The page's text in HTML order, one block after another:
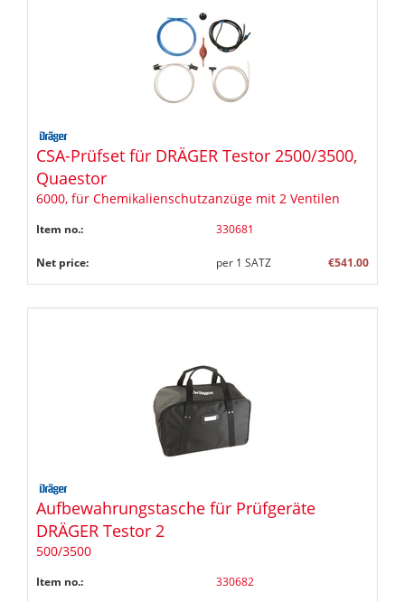
CSA-Prüfset für DRÄGER Testor 2500/3500,
Quaestor
6000, für Chemikalienschutzanzüge mit 2 Ventilen
Item no.: 330681
Net price: per 1 SATZ €541.00
Aufbewahrungstasche für Prüfgeräte
DRÄGER Testor 2
500/3500
Item no.: 330682